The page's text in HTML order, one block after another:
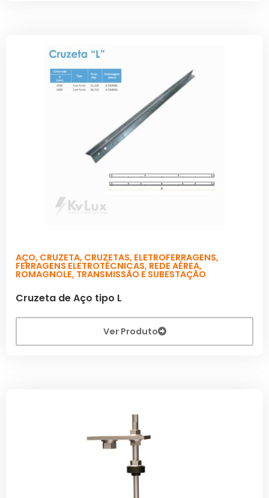
AÇO, CRUZETA, CRUZETAS, ELETROFERRAGENS,
FERRAGENS ELETROTÉCNICAS, REDE AÉREA,
ROMAGNOLE, TRANSMISSÃO E SUBESTAÇÃO
Cruzeta de Aço tipo L
Ver Produto